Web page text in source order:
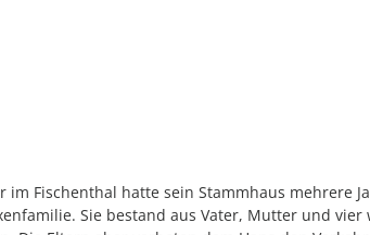
im Fischenthal hatte sein Stammhaus
Sie bestand aus Vater, Mutter und